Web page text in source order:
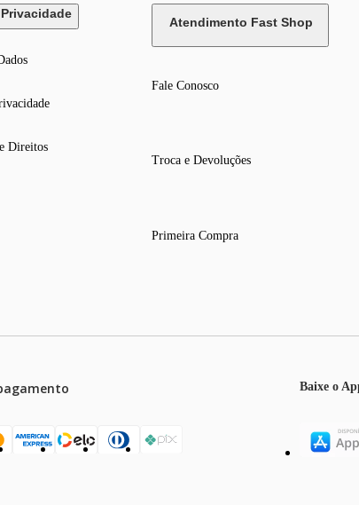
Direitos
Atendimento Fast Shop
Fale Conosco
Troca e Devoluções
Primeira Compra
Baixe o